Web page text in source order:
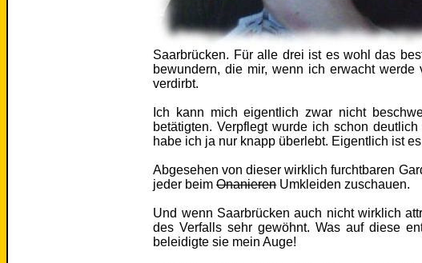
Saarbrücken. Für alle drei ist es wohl das
bewundern, die mir, wenn ich erwacht
verdirbt.
Ich kann mich eigentlich zwar nicht
betätigten. Verpflegt wurde ich schon
habe ich ja nur knapp überlebt. Eigentlich ist
Abgesehen von dieser wirklich furchtbaren
jeder beimOnanierenUmkleiden zuschauen.
Und wenn Saarbrücken auch nicht wirklich
des Verfalls sehr gewöhnt. Was auf diese
beleidigte sie mein Auge!